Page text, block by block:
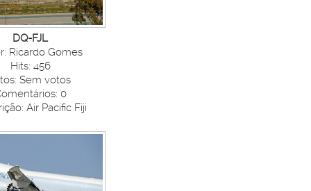
DQ-FJL
Ricardo Gomes
Hits: 456
Sem votos
0
Air Pacific Fiji